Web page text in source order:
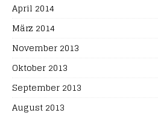
April 2014
März 2014
November 2013
Oktober 2013
September 2013
August 2013